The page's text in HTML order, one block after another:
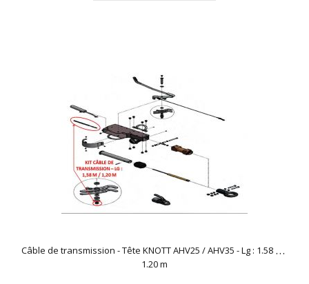
Câble de transmission - Tête KNOTT AHV25 / AHV35 - Lg : 1.58 m /
1.20 m